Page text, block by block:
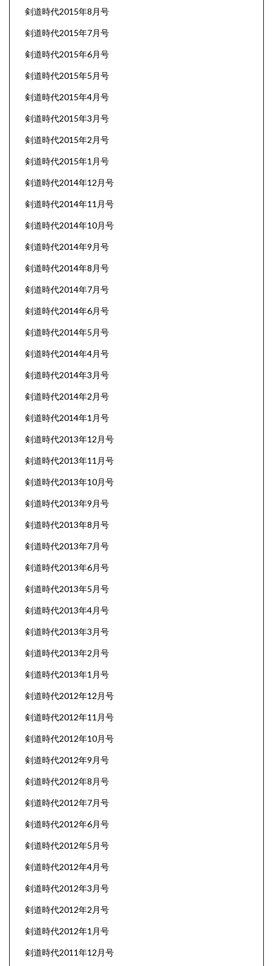
剣道時代2015年8月号
剣道時代2015年7月号
剣道時代2015年6月号
剣道時代2015年5月号
剣道時代2015年4月号
剣道時代2015年3月号
剣道時代2015年2月号
剣道時代2015年1月号
剣道時代2014年12月号
剣道時代2014年11月号
剣道時代2014年10月号
剣道時代2014年9月号
剣道時代2014年8月号
剣道時代2014年7月号
剣道時代2014年6月号
剣道時代2014年5月号
剣道時代2014年4月号
剣道時代2014年3月号
剣道時代2014年2月号
剣道時代2014年1月号
剣道時代2013年12月号
剣道時代2013年11月号
剣道時代2013年10月号
剣道時代2013年9月号
剣道時代2013年8月号
剣道時代2013年7月号
剣道時代2013年6月号
剣道時代2013年5月号
剣道時代2013年4月号
剣道時代2013年3月号
剣道時代2013年2月号
剣道時代2013年1月号
剣道時代2012年12月号
剣道時代2012年11月号
剣道時代2012年10月号
剣道時代2012年9月号
剣道時代2012年8月号
剣道時代2012年7月号
剣道時代2012年6月号
剣道時代2012年5月号
剣道時代2012年4月号
剣道時代2012年3月号
剣道時代2012年2月号
剣道時代2012年1月号
剣道時代2011年12月号